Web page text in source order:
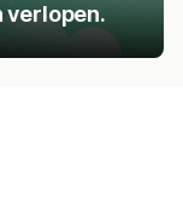
verlopen.